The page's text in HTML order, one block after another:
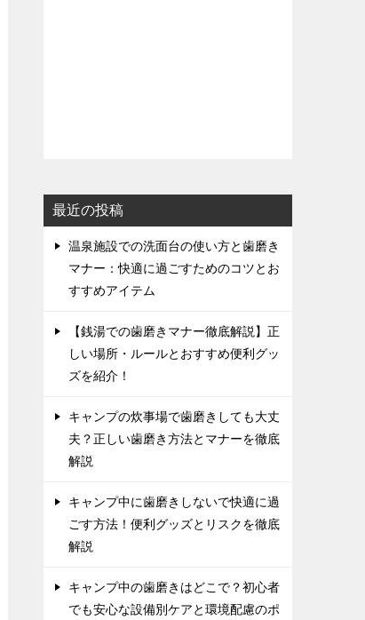
最近の投稿
温泉施設での洗面台の使い方と歯磨き
マナー：快適に過ごすためのコツとお
すすめアイテム
【銭湯での歯磨きマナー徹底解説】正
しい場所・ルールとおすすめ便利グッ
ズを紹介！
キャンプの炊事場で歯磨きしても大丈
夫？正しい歯磨き方法とマナーを徹底
解説
キャンプ中に歯磨きしないで快適に過
ごす方法！便利グッズとリスクを徹底
解説
キャンプ中の歯磨きはどこで？初心者
でも安心な設備別ケアと環境配慮のポ